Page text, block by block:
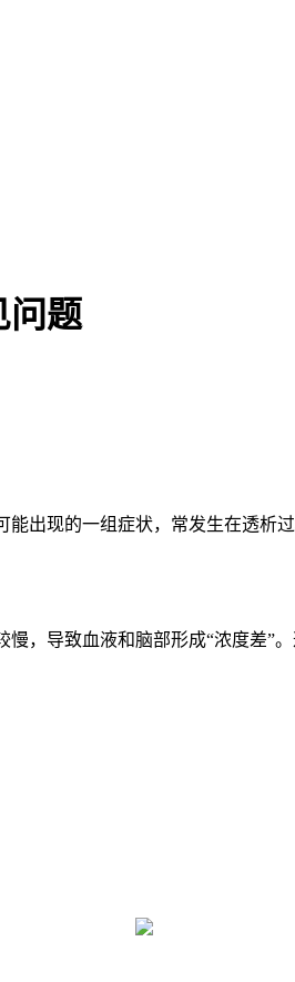
问题
出现的一组症状，常发生在透析
，导致血液和脑部形成“浓度差”